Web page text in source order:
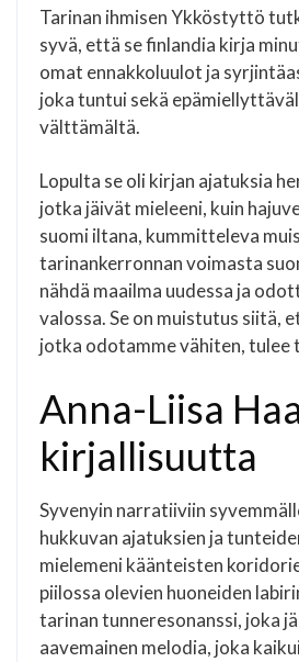
Tarinan ihmisen Ykköstyttö
syvä, että se finlandia kirja​
omat ennakkoluulot ja
joka tuntui sekä
välttämältä.
Lopulta se oli kirjan ajatuksia
jotka jäivät mieleeni, kuin
suomi iltana, kummitteleva
tarinankerronnan voimasta
nähdä maailma uudessa ja
valossa. Se on muistutus siitä,
jotka odotamme vähiten, tulee
Anna-Liisa
kirjallisuutta
Syvenyin narratiiviin
hukkuvan ajatuksien ja
mielemeni käänteisten
piilossa olevien huoneiden
tarinan tunneresonanssi, joka
aavemainen melodia, joka